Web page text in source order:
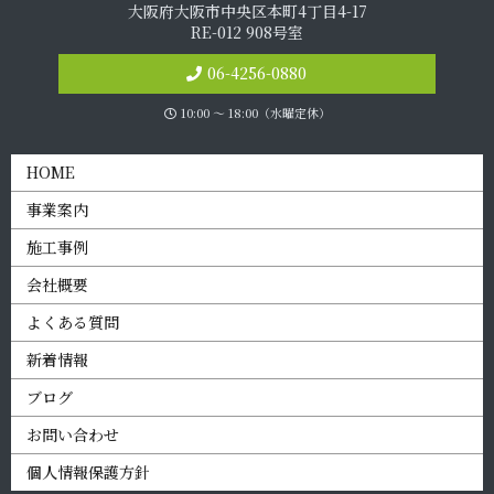
大阪府大阪市中央区本町4丁目4-17
RE-012 908号室
06-4256-0880
10:00 〜 18:00（水曜定休）
HOME
事業案内
施工事例
会社概要
よくある質問
新着情報
ブログ
お問い合わせ
個人情報保護方針